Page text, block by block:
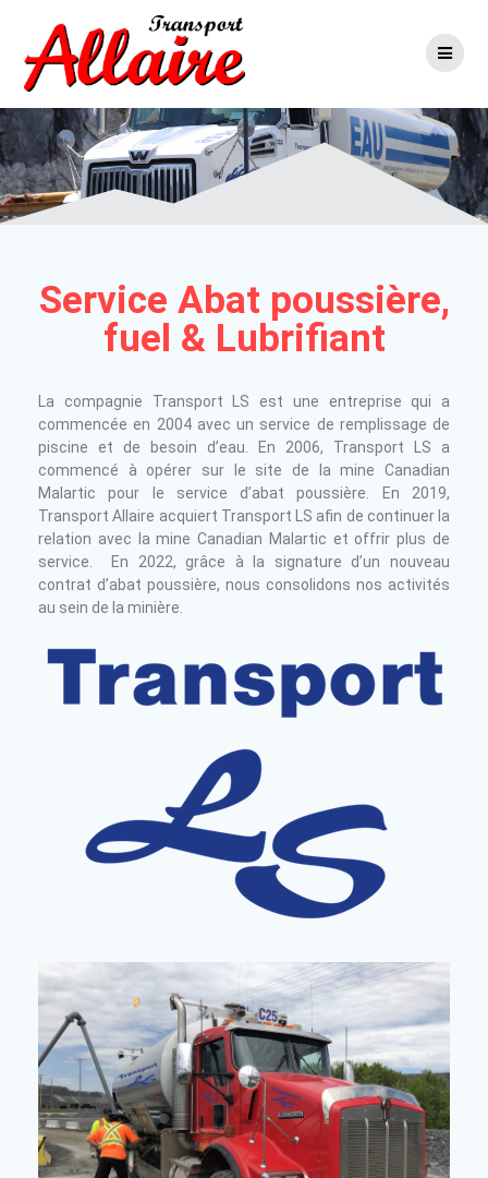
Service Abat poussière,
fuel & Lubrifiant
La compagnie Transport LS est une entreprise qui a
commencée en 2004 avec un service de remplissage de
piscine et de besoin d’eau. En 2006, Transport LS a
commencé à opérer sur le site de la mine Canadian
Malartic pour le service d’abat poussière. En 2019,
Transport Allaire acquiert Transport LS afin de continuer la
relation avec la mine Canadian Malartic et offrir plus de
service. En 2022, grâce à la signature d’un nouveau
contrat d’abat poussière, nous consolidons nos activités
au sein de la minière.